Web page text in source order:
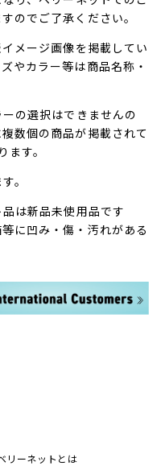
のでご了承ください。
メージ画像を掲載してい
やカラー等は商品名称・
の選択はできませんの
数個の商品が掲載されて
す。
。
は新品未使用品です
に凹み・傷・汚れがある
リーネットとは